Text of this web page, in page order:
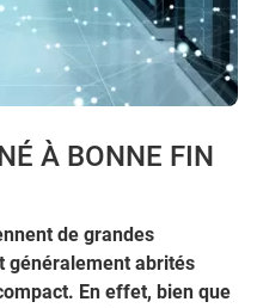
À BONNE FIN
de grandes
généralement abrités
En effet, bien que